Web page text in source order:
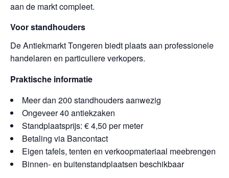
aan de markt compleet.
Voor standhouders
De Antiekmarkt Tongeren biedt plaats aan professionele
handelaren en particuliere verkopers.
Praktische informatie
Meer dan 200 standhouders aanwezig
Ongeveer 40 antiekzaken
Standplaatsprijs: € 4,50 per meter
Betaling via Bancontact
Eigen tafels, tenten en verkoopmateriaal meebrengen
Binnen- en buitenstandplaatsen beschikbaar